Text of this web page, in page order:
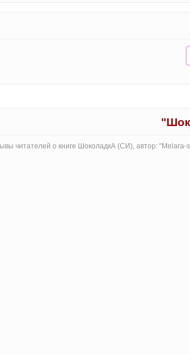
читателей о книге ШоколадкА (СИ), автор: